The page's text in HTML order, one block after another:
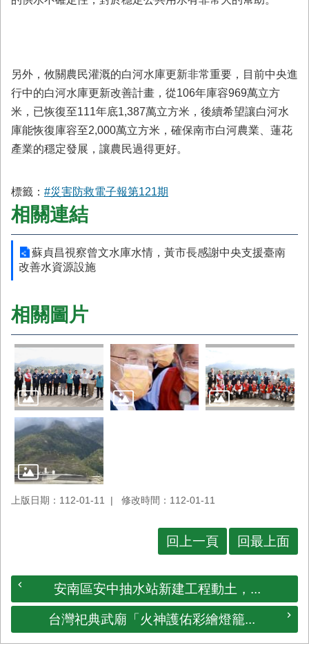
另外，攸關農民灌溉的白河水庫更新非常重要，目前中央進
行中的白河水庫更新改善計畫，從106年庫容969萬立方
米，已恢復至111年底1,387萬立方米，後續希望讓白河水
庫能恢復庫容至2,000萬立方米，確保南市白河農業、蓮花
產業的穩定發展，讓農民過得更好。
標籤： #災害防救電子報第121期
相關連結
蘇貞昌視察曾文水庫水情，黃市長感謝中央支援臺南
改善水資源設施
相關圖片
上版日期：112-01-11 修改時間：112-01-11
回上一頁 回最上面
安南區安中抽水站新建工程動土，...
台灣祀典武廟「火神護佑彩繪燈籠...